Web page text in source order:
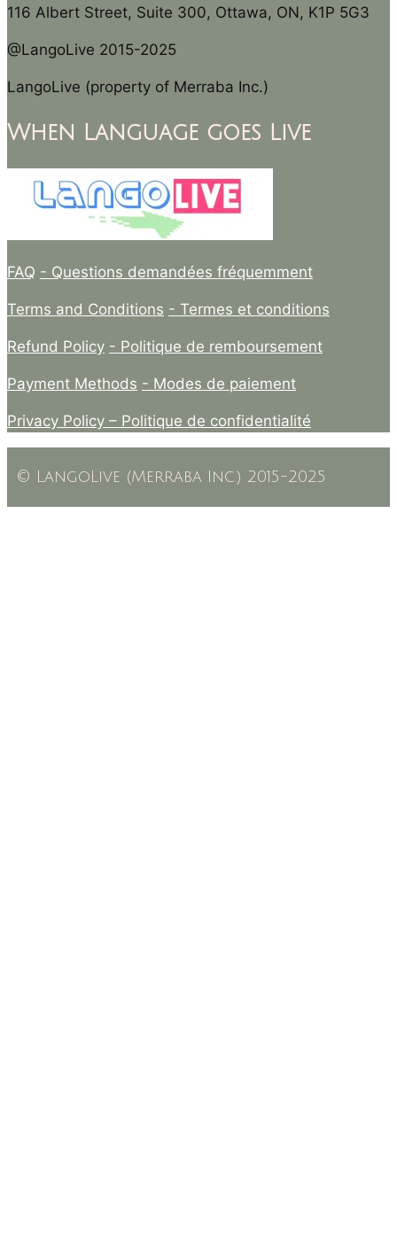
116 Albert Street, Suite 300, Ottawa, ON, K1P 5G3
@LangoLive 2015-2025
LangoLive (property of Merraba Inc.)
When Language goes Live
FAQ - Questions demandées fréquemment
Terms and Conditions - Termes et conditions
Refund Policy - Politique de remboursement
Payment Methods - Modes de paiement
Privacy Policy – Politique de confidentialité
© LangoLive (Merraba Inc.) 2015-2025